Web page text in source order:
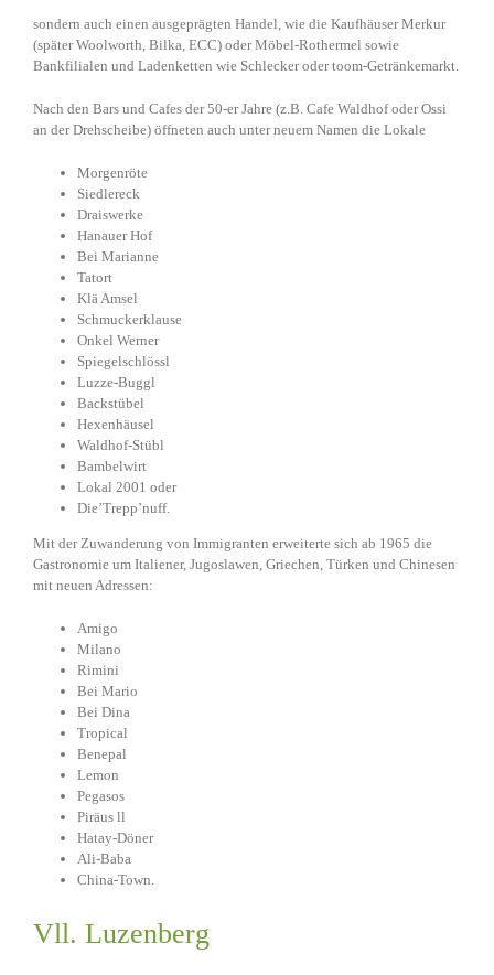
sondern auch einen ausgeprägten Handel, wie die Kaufhäuser Merkur
(später Woolworth, Bilka, ECC) oder Möbel-Rothermel sowie
Bankfilialen und Ladenketten wie Schlecker oder toom-Getränkemarkt.
Nach den Bars und Cafes der 50-er Jahre (z.B. Cafe Waldhof oder Ossi
an der Drehscheibe) öffneten auch unter neuem Namen die Lokale
Morgenröte
Siedlereck
Draiswerke
Hanauer Hof
Bei Marianne
Tatort
Klä Amsel
Schmuckerklause
Onkel Werner
Spiegelschlössl
Luzze-Buggl
Backstübel
Hexenhäusel
Waldhof-Stübl
Bambelwirt
Lokal 2001 oder
Die’Trepp’nuff.
Mit der Zuwanderung von Immigranten erweiterte sich ab 1965 die
Gastronomie um Italiener, Jugoslawen, Griechen, Türken und Chinesen
mit neuen Adressen:
Amigo
Milano
Rimini
Bei Mario
Bei Dina
Tropical
Benepal
Lemon
Pegasos
Piräus ll
Hatay-Döner
Ali-Baba
China-Town.
Vll. Luzenberg